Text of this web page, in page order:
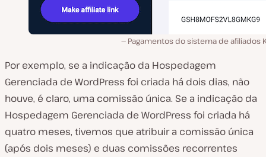
Pagamentos do sistema de afiliados
Por exemplo, se a indicação da Hospedagem
Gerenciada de WordPress foi criada há dois dias, não
houve, é claro, uma comissão única. Se a indicação da
Hospedagem Gerenciada de WordPress foi criada há
quatro meses, tivemos que atribuir a comissão única
(após dois meses) e duas comissões recorrentes